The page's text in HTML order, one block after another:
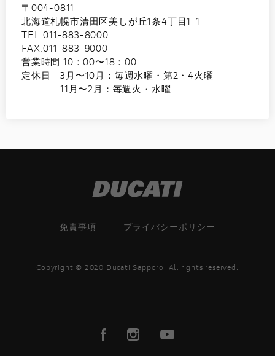
〒004-0811
北海道札幌市清田区美しが丘1条4丁目1-1
TEL.011-883-8000
FAX.011-883-9000
営業時間 10：00〜18：00
定休日 3月〜10月：毎週水曜・第2・4火曜
11月〜2月：毎週火・水曜
免責事項 プライバシーポリシー
Copyright © 2020 Ducati Sapporo. All rights reserved.